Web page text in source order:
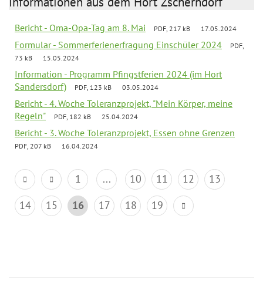
Bericht - Oma-Opa-Tag am 8. Mai PDF, 217 kB 17.05.2024
Formular - Sommerferienerfragung Einschüler 2024
PDF,
73 kB
15.05.2024
Information - Programm Pfingstferien 2024 (im Hort
Sandersdorf)
PDF, 123 kB 03.05.2024
Bericht - 4. Woche Toleranzprojekt, "Mein Körper, meine
Regeln"
PDF, 182 kB 25.04.2024
Bericht - 3. Woche Toleranzprojekt, Essen ohne Grenzen
PDF, 207 kB 16.04.2024
1 ... 10 11 12
13
14
15 16 17 18 19